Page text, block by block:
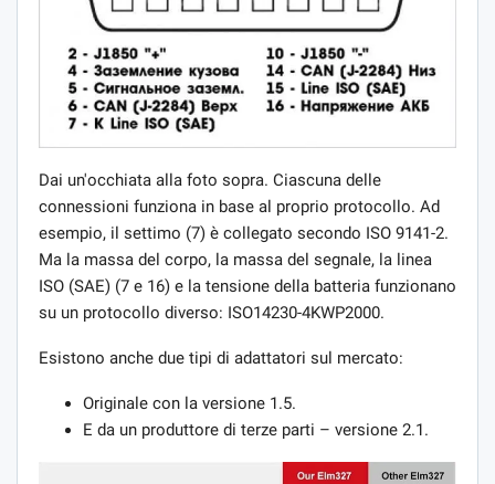
Dai un'occhiata alla foto sopra. Ciascuna delle
connessioni funziona in base al proprio protocollo. Ad
esempio, il settimo (7) è collegato secondo ISO 9141-2.
Ma la massa del corpo, la massa del segnale, la linea
ISO (SAE) (7 e 16) e la tensione della batteria funzionano
su un protocollo diverso: ISO14230-4KWP2000.
Esistono anche due tipi di adattatori sul mercato:
Originale con la versione 1.5.
E da un produttore di terze parti – versione 2.1.